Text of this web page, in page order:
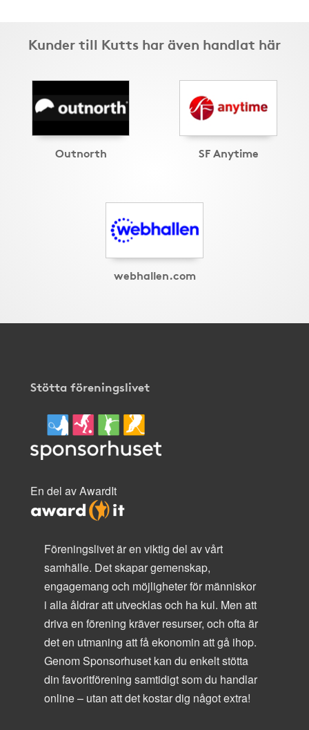
Kunder till Kutts har även handlat här
Outnorth SF Anytime
webhallen.com
Stötta föreningslivet
En del av AwardIt
Föreningslivet är en viktig del av vårt
samhälle. Det skapar gemenskap,
engagemang och möjligheter för människor
i alla åldrar att utvecklas och ha kul. Men att
driva en förening kräver resurser, och ofta är
det en utmaning att få ekonomin att gå ihop.
Genom Sponsorhuset kan du enkelt stötta
din favoritförening samtidigt som du handlar
online – utan att det kostar dig något extra!